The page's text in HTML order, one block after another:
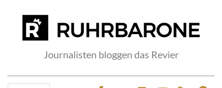
Journalisten bloggen das Revier